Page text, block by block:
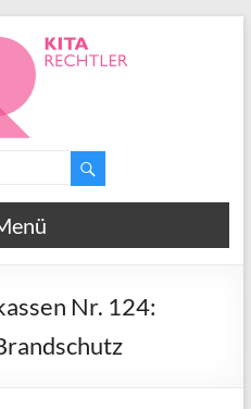
Nr. 124: